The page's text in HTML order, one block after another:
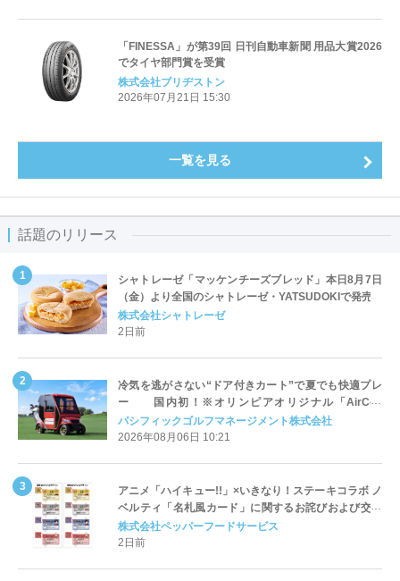
「FINESSA」が第39回 日刊自動車新聞 用品大賞2026
でタイヤ部門賞を受賞
株式会社ブリヂストン
2026年07月21日 15:30
一覧を見る
話題のリリース
シャトレーゼ「マッケンチーズブレッド」本日8月7日
（金）より全国のシャトレーゼ・YATSUDOKIで発売
株式会社シャトレーゼ
2日前
冷気を逃がさない“ドア付きカート”で夏でも快適プレ
ー 国内初！※オリンピアオリジナル「AirCon
Cart（エアコンカート）」導入 | ＰＧＭ
パシフィックゴルフマネージメント株式会社
2026年08月06日 10:21
アニメ「ハイキュー!!」×いきなり！ステーキコラボ ノ
ベルティ「名札風カード」に関するお詫びおよび交換
対応についてのご案内
株式会社ペッパーフードサービス
2日前